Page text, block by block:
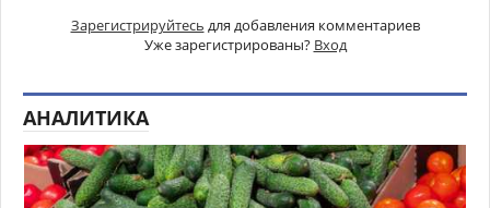
Зарегистрируйтесь для добавления комментариев
Уже зарегистрированы? Вход
АНАЛИТИКА